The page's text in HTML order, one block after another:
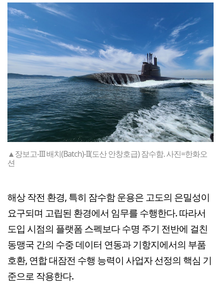
▲장보고-III 배치(Batch)-II(도산 안창호급) 잠수함. 사진=한화오
션
해상 작전 환경, 특히 잠수함 운용은 고도의 은밀성이
요구되며 고립된 환경에서 임무를 수행한다. 따라서
도입 시점의 플랫폼 스펙보다 수명 주기 전반에 걸친
동맹국 간의 수중 데이터 연동과 기항지에서의 부품
호환, 연합 대잠전 수행 능력이 사업자 선정의 핵심 기
준으로 작용한다.